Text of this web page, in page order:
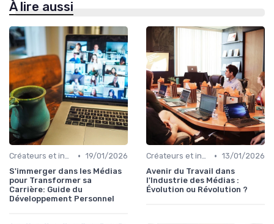
À lire aussi
Créateurs et influence • 19/01/2026
S'immerger dans les Médias
pour Transformer sa
Carrière: Guide du
Développement Personnel
Créateurs et influence • 13/01/2026
Avenir du Travail dans
l'Industrie des Médias :
Évolution ou Révolution ?